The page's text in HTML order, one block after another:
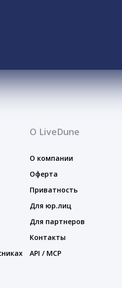
О LiveDune
О компании
Оферта
Приватность
Для юр.лиц
Для партнеров
Контакты
API / MCP